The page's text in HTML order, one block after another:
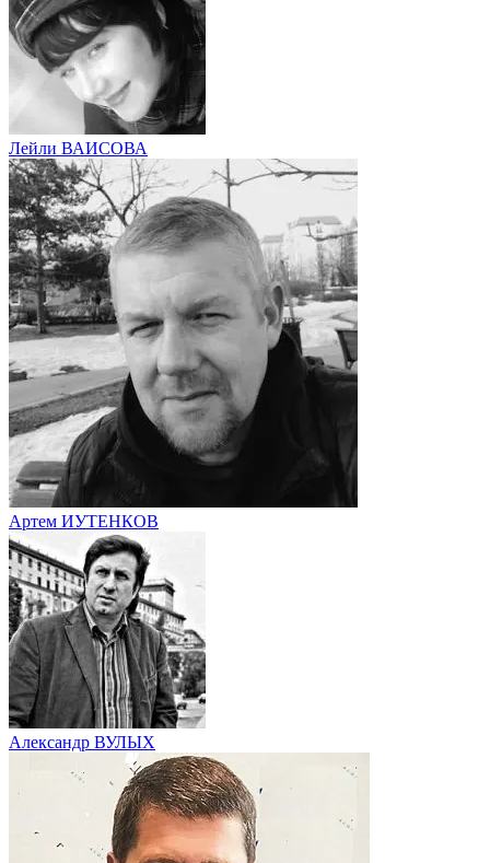
Лейли ВАИСОВА
Артем ИУТЕНКОВ
Александр ВУЛЫХ